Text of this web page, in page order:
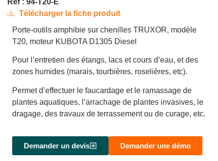
Ref : 94-T20-E
Télécharger la fiche produit
Porte-outils amphibie sur chenilles TRUXOR, modèle
T20, moteur KUBOTA D1305 Diesel
Pour l’entretien des étangs, lacs et cours d’eau, et des
zones humides (marais, tourbières, roselières, etc).
Permet d’effectuer le faucardage et le ramassage de
plantes aquatiques, l’arrachage de plantes invasives, le
dragage, des travaux de terrassement ou de curage, etc.
Demander un devis Demander une démo